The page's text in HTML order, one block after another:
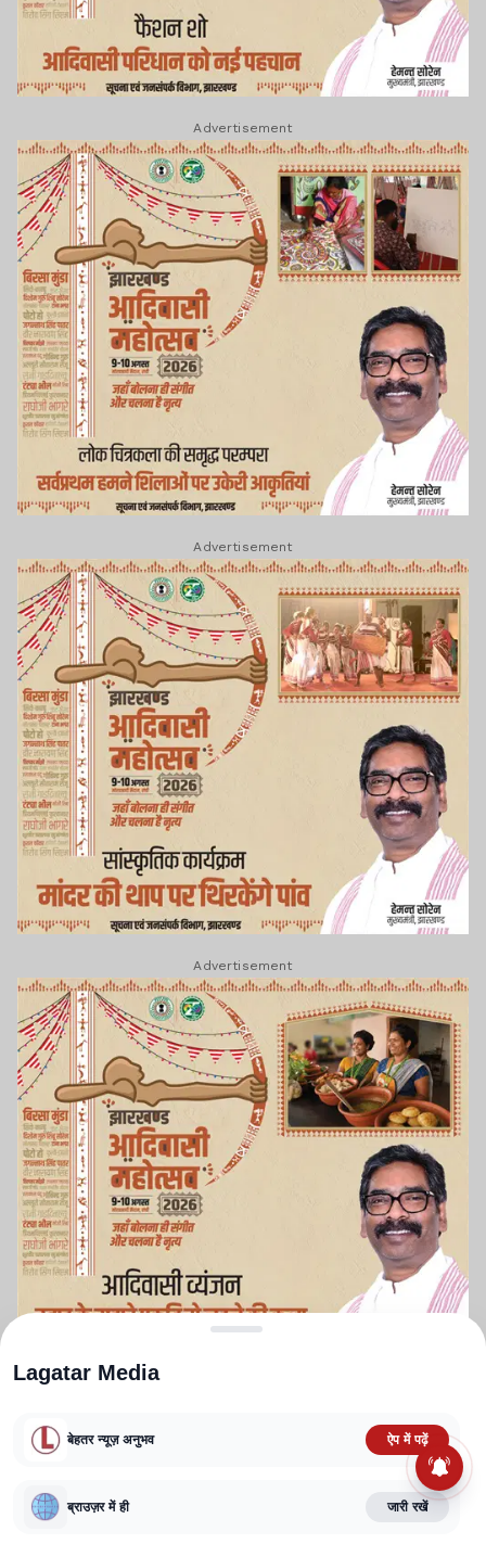
Advertisement
Advertisement
Advertisement
TERMS AND CONDITIONS
CORRECTIONS POLICY
FACT CHECKING POLICY
Lagatar Media
बेहतर न्यूज़ अनुभव ऐप में पढ़ें
ब्राउज़र में ही जारी रखें